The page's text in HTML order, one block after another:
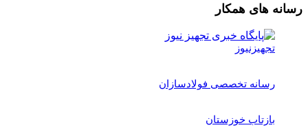
رسانه های همکار
تجهیزنیوز
رسانه تخصصی فولادسازان
بازتاب خوزستان